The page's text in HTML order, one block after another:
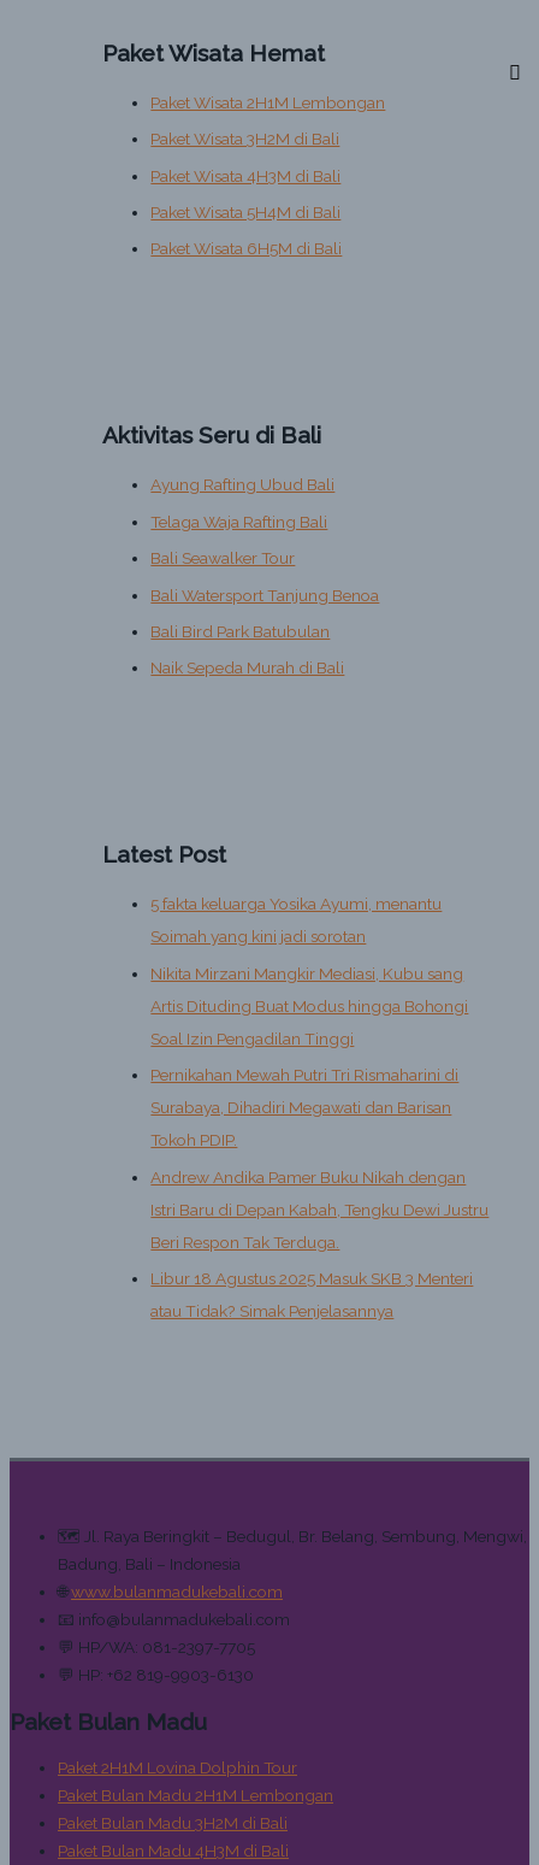
Paket Wisata Hemat
Paket Wisata 2H1M Lembongan
Paket Wisata 3H2M di Bali
Paket Wisata 4H3M di Bali
Paket Wisata 5H4M di Bali
Paket Wisata 6H5M di Bali
Aktivitas Seru di Bali
Ayung Rafting Ubud Bali
Telaga Waja Rafting Bali
Bali Seawalker Tour
Bali Watersport Tanjung Benoa
Bali Bird Park Batubulan
Naik Sepeda Murah di Bali
Latest Post
5 fakta keluarga Yosika Ayumi, menantu
Soimah yang kini jadi sorotan
Nikita Mirzani Mangkir Mediasi, Kubu sang
Artis Dituding Buat Modus hingga Bohongi
Soal Izin Pengadilan Tinggi
Pernikahan Mewah Putri Tri Rismaharini di
Surabaya, Dihadiri Megawati dan Barisan
Tokoh PDIP.
Andrew Andika Pamer Buku Nikah dengan
Istri Baru di Depan Kabah, Tengku Dewi Justru
Beri Respon Tak Terduga.
Libur 18 Agustus 2025 Masuk SKB 3 Menteri
atau Tidak? Simak Penjelasannya
🗺️ Jl. Raya Beringkit – Bedugul, Br. Belang, Sembung, Mengwi,
Badung, Bali – Indonesia
🌐www.bulanmadukebali.com
📧 info@bulanmadukebali.com
💬 HP/WA: 081-2397-7705
💬 HP: +62 819-9903-6130
Paket Bulan Madu
Paket 2H1M Lovina Dolphin Tour
Paket Bulan Madu 2H1M Lembongan
Paket Bulan Madu 3H2M di Bali
Paket Bulan Madu 4H3M di Bali